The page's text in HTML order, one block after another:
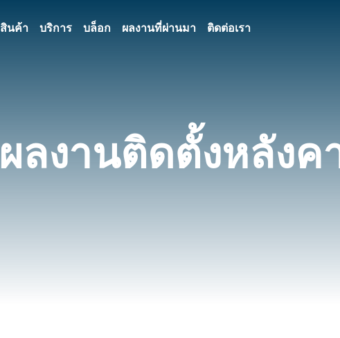
สินค้า บริการ บล็อก ผลงานที่ผ่านมา ติดต่อเรา
ผลงานติดตั้งหลังค